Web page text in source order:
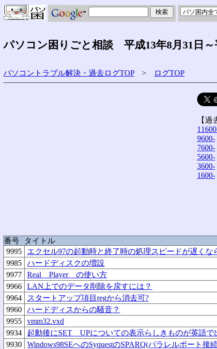
パソコン困りごと相談 平成13年8月31日～
パソコントラブル解決・過去ログTOP> ログTOP
【
9600-
7600-
5600-
3600-
1600-
番号
タイトル
9995
エクセル97の起動時と終了時の処理スピードが遅くな
9985
ハードディスクの増設
9977
Real Player の使い方
9966
LAN上でのデータ削除を戻すには？
9964
スタートアップ項目regから消去可?
9960
ハードディスからの騒音？
9955
vmm32.vxd
9934
起動後にSET UPについての表示らしきものが英語で
9930
Windows98SEへのSyquestのSPARQ(パラレルポート接